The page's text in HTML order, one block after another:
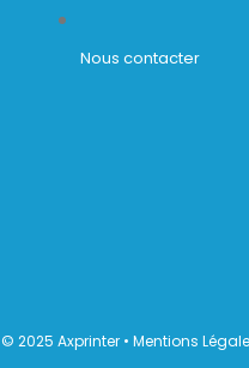
Nous contacter
© 2025 Axprinter • Mentions